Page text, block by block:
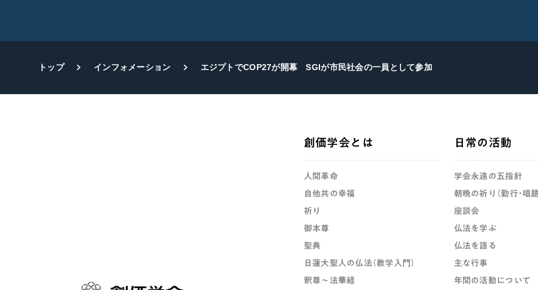
トップ インフォメーション エジプトでCOP27が開幕 SGIが市民社会の一員として参加
創価学会とは
人間革命
自他共の幸福
祈り
御本尊
聖典
日蓮大聖人の仏法（教学入門）
釈尊～法華経
日常の活動
学会永遠の五指針
朝晩の祈り（勤行・唱題
座談会
仏法を学ぶ
仏法を語る
主な行事
年間の活動について